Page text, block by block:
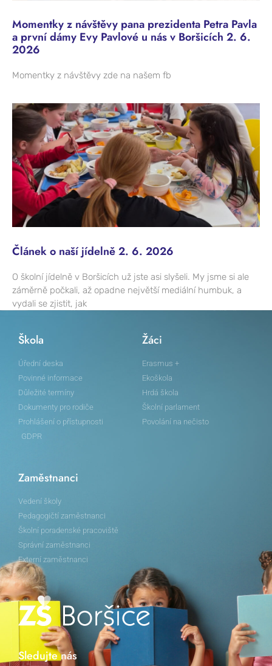
Momentky z návštěvy pana prezidenta Petra Pavla
a první dámy Evy Pavlové u nás v Boršicích 2. 6.
2026
Momentky z návštěvy zde na našem fb
Článek o naší jídelně 2. 6. 2026
O školní jídelně v Boršicích už jste asi slyšeli. My jsme si ale
záměrně počkali, až opadne největší mediální humbuk, a
vydali se zjistit, jak
Škola
Úřední deska
Povinné informace
Důležité termíny
Dokumenty pro rodiče
Prohlášení o přístupnosti
GDPR
Žáci
Erasmus +
Ekoškola
Hrdá škola
Školní parlament
Povolání na nečisto
Zaměstnanci
Vedení školy
Pedagogičtí zaměstnanci
Školní poradenské pracoviště
Správní zaměstnanci
Externí zaměstnanci
Sledujte nás